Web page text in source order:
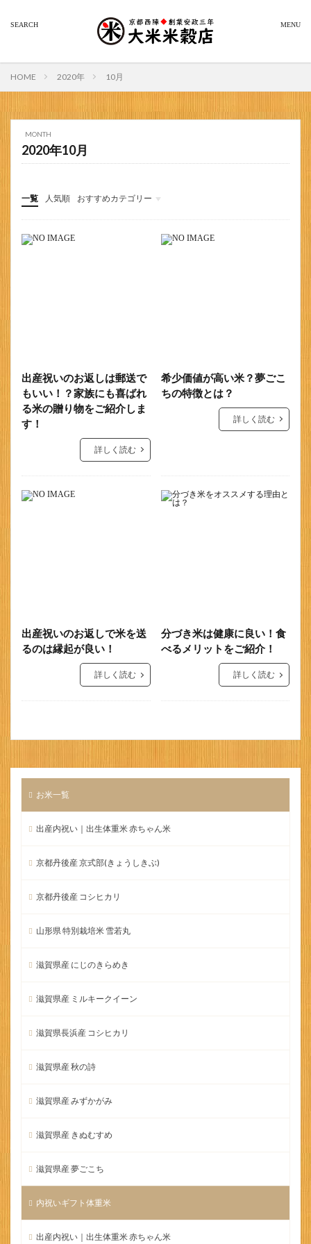
HOME 2020年 10月
MONTH
2020年10月
一覧 人気順
おすすめカテゴリー
お米一覧｜品種・特徴
内祝いギフト体重米
お米の美味しい炊き方
出産祝いのお返しは郵送で
もいい！？家族にも喜ばれ
る米の贈り物をご紹介しま
す！
詳しく読む
希少価値が高い米？夢ごこ
ちの特徴とは？
詳しく読む
出産祝いのお返しで米を送
るのは縁起が良い！
詳しく読む
分づき米は健康に良い！食
べるメリットをご紹介！
詳しく読む
お米一覧
出産内祝い｜出生体重米 赤ちゃん米
京都丹後産 京式部(きょうしきぶ)
京都丹後産 コシヒカリ
山形県 特別栽培米 雪若丸
滋賀県産 にじのきらめき
滋賀県産 ミルキークイーン
滋賀県長浜産 コシヒカリ
滋賀県産 秋の詩
滋賀県産 みずかがみ
滋賀県産 きぬむすめ
滋賀県産 夢ごこち
内祝いギフト体重米
出産内祝い｜出生体重米 赤ちゃん米